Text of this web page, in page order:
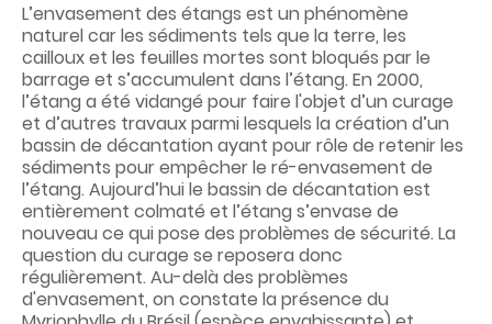
L’envasement des étangs est un phénomène
naturel car les sédiments tels que la terre, les
cailloux et les feuilles mortes sont bloqués par le
barrage et s’accumulent dans l’étang. En 2000,
l’étang a été vidangé pour faire l'objet d’un curage
et d’autres travaux parmi lesquels la création d’un
bassin de décantation ayant pour rôle de retenir les
sédiments pour empêcher le ré-envasement de
l’étang. Aujourd’hui le bassin de décantation est
entièrement colmaté et l’étang s’envase de
nouveau ce qui pose des problèmes de sécurité. La
question du curage se reposera donc
régulièrement. Au-delà des problèmes
d'envasement, on constate la présence du